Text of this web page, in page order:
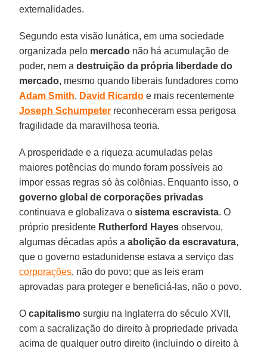
externalidades.
Segundo esta visão lunática, em uma sociedade
organizada pelo mercado não há acumulação de
poder, nem adestruição da própria liberdade do
mercado, mesmo quando liberais fundadores como
Adam Smith, David Ricardo e mais recentemente
Joseph Schumpeter reconheceram essa perigosa
fragilidade da maravilhosa teoria.
A prosperidade e a riqueza acumuladas pelas
maiores potências do mundo foram possíveis ao
impor essas regras só às colônias. Enquanto isso, o
governo global de corporações privadas
continuava e globalizava osistema escravista. O
próprio presidente Rutherford Hayes observou,
algumas décadas após aabolição da escravatura,
que o governo estadunidense estava a serviço das
corporações, não do povo; que as leis eram
aprovadas para proteger e beneficiá-las, não o povo.
Ocapitalismo surgiu na Inglaterra do século XVII,
com a sacralização do direito à propriedade privada
acima de qualquer outro direito (incluindo o direito à